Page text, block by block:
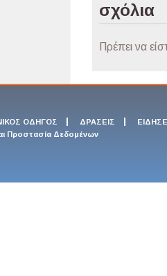
σχόλια
Πρέπει να
ΟΔΗΓΟΣ ΔΡΑΣΕΙΣ
Προστασία Δεδομένων